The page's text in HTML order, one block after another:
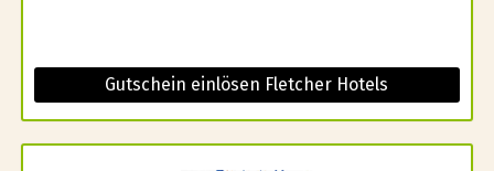
Gutschein einlösen Fletcher Hotels